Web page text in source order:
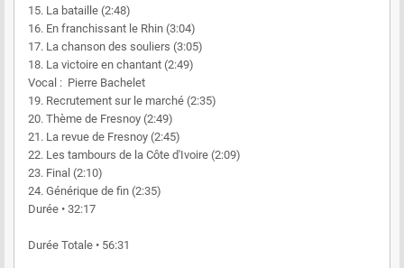
15. La bataille (2:48)
16. En franchissant le Rhin (3:04)
17. La chanson des souliers (3:05)
18. La victoire en chantant (2:49)
Vocal : Pierre Bachelet
19. Recrutement sur le marché (2:35)
20. Thème de Fresnoy (2:49)
21. La revue de Fresnoy (2:45)
22. Les tambours de la Côte d'Ivoire (2:09)
23. Final (2:10)
24. Générique de fin (2:35)
Durée • 32:17
Durée Totale • 56:31